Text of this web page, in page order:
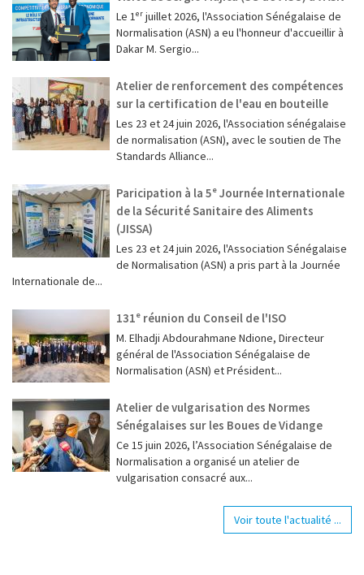
Le 1ᵉʳ juillet 2026, l'Association Sénégalaise de
Normalisation (ASN) a eu l'honneur d'accueillir à
Dakar M. Sergio...
Atelier de renforcement des compétences
sur la certification de l'eau en bouteille
Les 23 et 24 juin 2026, l'Association sénégalaise
de normalisation (ASN), avec le soutien de The
Standards Alliance...
Paricipation à la 5ᵉ Journée Internationale
de la Sécurité Sanitaire des Aliments
(JISSA)
‎Les 23 et 24 juin 2026, l'Association Sénégalaise
de Normalisation (ASN) a pris part à la Journée
Internationale de...
131ᵉ réunion du Conseil de l'ISO
M. Elhadji Abdourahmane Ndione, Directeur
général de l'Association Sénégalaise de
Normalisation (ASN) et Président...
Atelier de vulgarisation des Normes
Sénégalaises sur les Boues de Vidange
Ce 15 juin 2026, l’Association Sénégalaise de
Normalisation a organisé un atelier de
vulgarisation consacré aux...
Voir toute l'actualité ...